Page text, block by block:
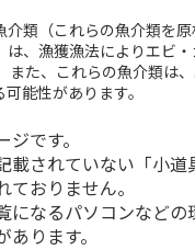
類（これらの魚介類を
は、漁獲漁法によりエビ
また、これらの魚介類は
能性があります。
です。
載されていない「小道
おりません。
になるパソコンなどの
ります。